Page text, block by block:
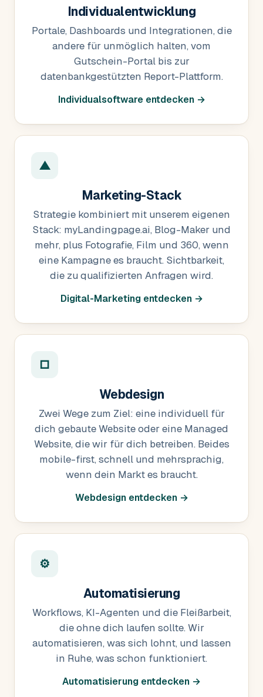
Individualentwicklung
Portale, Dashboards und Integrationen, die
andere für unmöglich halten, vom
Gutschein-Portal bis zur
datenbankgestützten Report-Plattform.
Individualsoftware entdecken →
▲
Marketing-Stack
Strategie kombiniert mit unserem eigenen
Stack: myLandingpage.ai, Blog-Maker und
mehr, plus Fotografie, Film und 360, wenn
eine Kampagne es braucht. Sichtbarkeit,
die zu qualifizierten Anfragen wird.
Digital-Marketing entdecken →
□
Webdesign
Zwei Wege zum Ziel: eine individuell für
dich gebaute Website oder eine Managed
Website, die wir für dich betreiben. Beides
mobile-first, schnell und mehrsprachig,
wenn dein Markt es braucht.
Webdesign entdecken →
⚙
Automatisierung
Workflows, KI-Agenten und die Fleißarbeit,
die ohne dich laufen sollte. Wir
automatisieren, was sich lohnt, und lassen
in Ruhe, was schon funktioniert.
Automatisierung entdecken →